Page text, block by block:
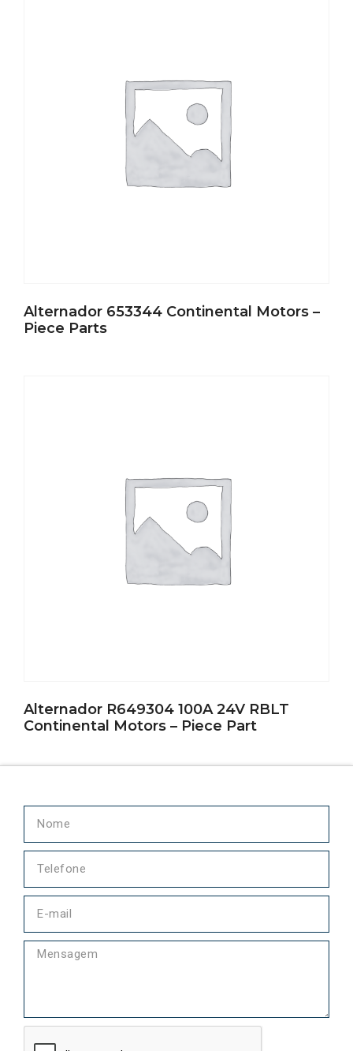
Alternador 653344 Continental Motors –
Piece Parts
Alternador R649304 100A 24V RBLT
Continental Motors – Piece Part